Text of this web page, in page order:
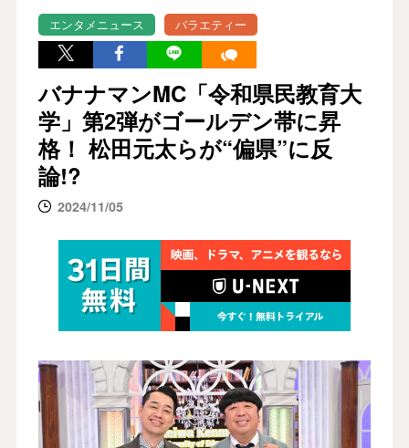
エンタメニュース バラエティー
バナナマンMC「令和県民教育大
学」第2弾がゴールデン帯に昇
格！ 松田元太らが“偏県”に反
論!?
2024/11/05